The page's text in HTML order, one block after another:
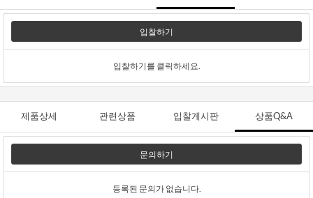
입찰하기
입찰하기를 클릭하세요.
제품상세 관련상품 입찰게시판 상품Q&A
문의하기
등록된 문의가 없습니다.